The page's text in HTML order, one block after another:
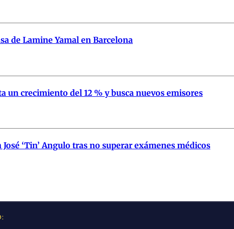
de Lamine Yamal en Barcelona
un crecimiento del 12 % y busca nuevos emisores
‘Tin’ Angulo tras no superar exámenes médicos